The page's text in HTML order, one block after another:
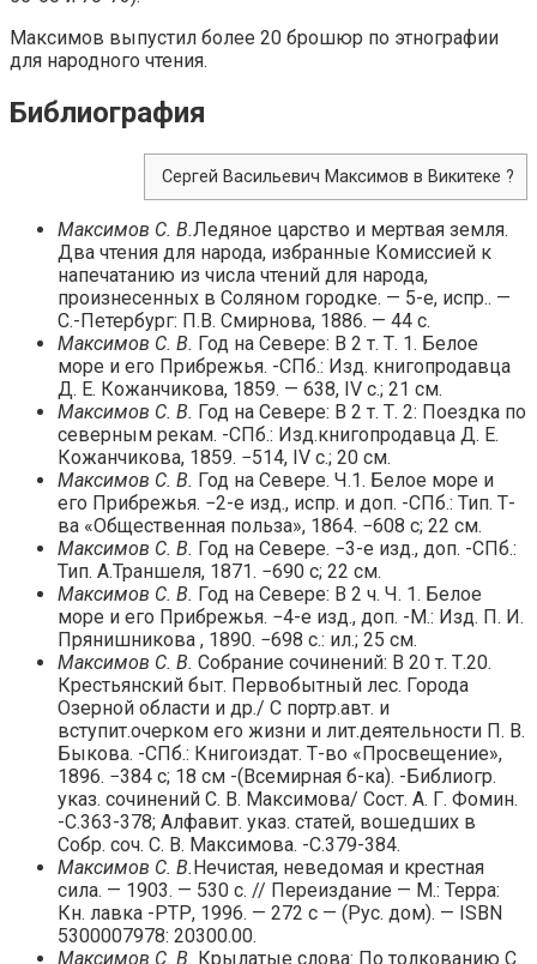
Максимов выпустил более 20 брошюр по этнографии
для народного чтения.
Библиография
Сергей Васильевич Максимов в Викитеке ?
Максимов С. В.Ледяное царство и мертвая земля.
Два чтения для народа, избранные Комиссией к
напечатанию из числа чтений для народа,
произнесенных в Соляном городке. — 5-е, испр.. —
С.-Петербург: П.В. Смирнова, 1886. — 44 с.
Максимов С. В. Год на Севере: В 2 т. Т. 1. Белое
море и его Прибрежья. -СПб.: Изд. книгопродавца
Д. Е. Кожанчикова, 1859. — 638, IV с.; 21 см.
Максимов С. В. Год на Севере: В 2 т. Т. 2: Поездка по
северным рекам. -СПб.: Изд.книгопродавца Д. Е.
Кожанчикова, 1859. −514, IV с.; 20 см.
Максимов С. В. Год на Севере. Ч.1. Белое море и
его Прибрежья. −2-е изд., испр. и доп. -СПб.: Тип. Т-
ва «Общественная польза», 1864. −608 с; 22 см.
Максимов С. В. Год на Севере. −3-е изд., доп. -СПб.:
Тип. А.Траншеля, 1871. −690 с; 22 см.
Максимов С. В. Год на Севере: В 2 ч. Ч. 1. Белое
море и его Прибрежья. −4-е изд., доп. -М.: Изд. П. И.
Прянишникова , 1890. −698 с.: ил.; 25 см.
Максимов С. В. Собрание сочинений: В 20 т. Т.20.
Крестьянский быт. Первобытный лес. Города
Озерной области и др./ С портр.авт. и
вступит.очерком его жизни и лит.деятельности П. В.
Быкова. -СПб.: Книгоиздат. Т-во «Просвещение»,
1896. −384 с; 18 см -(Всемирная б-ка). -Библиогр.
указ. сочинений С. В. Максимова/ Сост. А. Г. Фомин.
-С.363-378; Алфавит. указ. статей, вошедших в
Собр. соч. С. В. Максимова. -С.379-384.
Максимов С. В.Нечистая, неведомая и крестная
сила. — 1903. — 530 с. // Переиздание — М.: Терра:
Кн. лавка -РТР, 1996. — 272 с — (Рус. дом). — ISBN
5300007978: 20300.00.
Максимов С. В. Крылатые слова: По толкованию С.